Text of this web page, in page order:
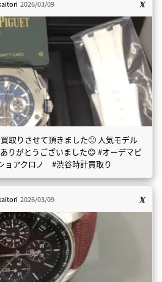
2026/03/09
取りさせて頂きました🙂 人気モデル
りがとうございました😊 #オーデマピ
アクロノ #渋谷時計買取り
2026/03/09